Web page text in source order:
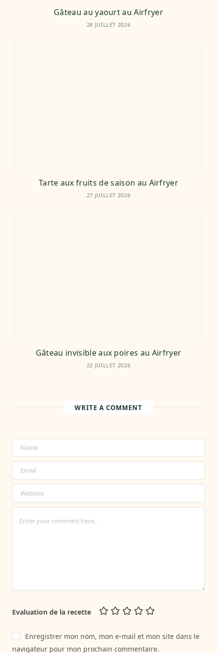
Gâteau au yaourt au Airfryer
28 JUILLET 2026
Tarte aux fruits de saison au Airfryer
27 JUILLET 2026
Gâteau invisible aux poires au Airfryer
22 JUILLET 2026
WRITE A COMMENT
Evaluation de la recette
Enregistrer mon nom, mon e-mail et mon site dans le
navigateur pour mon prochain commentaire.